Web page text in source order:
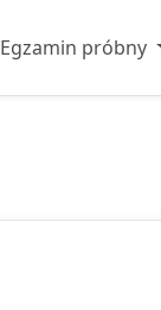
Egzamin próbny